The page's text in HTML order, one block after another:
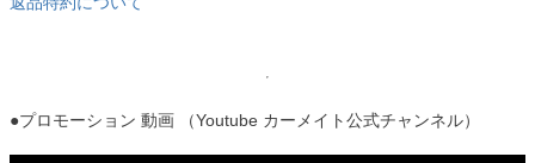
●プロモーション 動画 （Youtube カーメイト公式チャンネル）